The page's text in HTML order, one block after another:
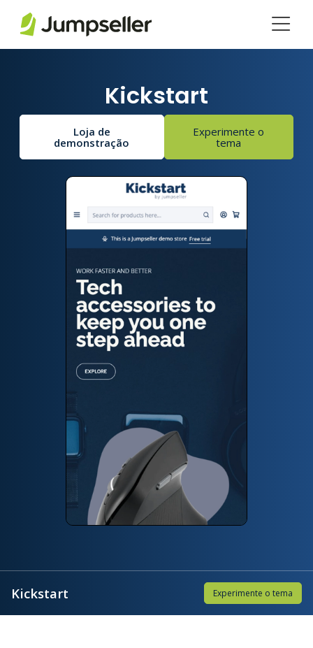
Kickstart
Loja de
demonstração
Experimente o
tema
Kickstart Experimente o tema